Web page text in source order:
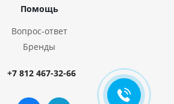
Помощь
Вопрос-ответ
Бренды
+7 812 467-32-66